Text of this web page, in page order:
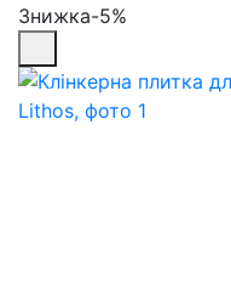
Знижка-5%